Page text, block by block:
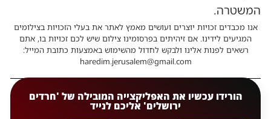
המשטרה.
אנו מכבדים זכויות יוצרים ועושים מאמץ לאתר את בעלי הזכויות בצילומים
המגיעים לידינו. אם זיהיתים בפרסומינו צילום שיש לכם זכויות בו, אתם
רשאים לפנות אלינו ולבקש לחדול מהשימוש באמצעות כתובת המייל:
haredim.jerusalem@gmail.com
הורידו עכשיו את האפליקצייה המובילה של 'חרדים
ירושלים' אליכם לנייד